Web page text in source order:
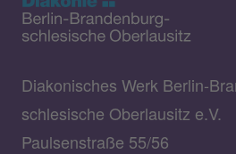
Diakonisches Werk Berlin-
schlesische Oberlausitz e.V.
Paulsenstraße 55/56